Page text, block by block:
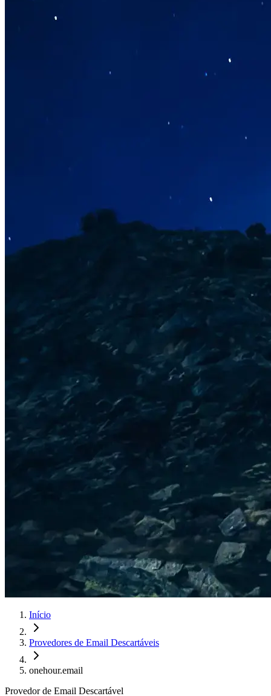
Início
Provedores de Email Descartáveis
onehour.email
Provedor de Email Descartável